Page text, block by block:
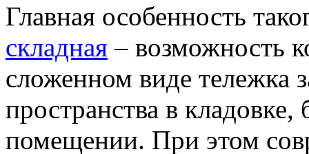
Главная особенность
складная – возможность
сложенном виде тележка
пространства в
помещении. При этом